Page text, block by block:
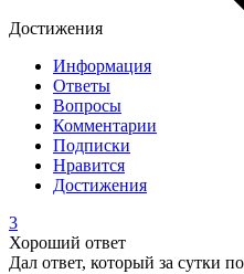
Достижения
Информация
Ответы
Вопросы
Комментарии
Подписки
Нравится
Достижения
3
Хороший ответ
Дал ответ, который за сутки